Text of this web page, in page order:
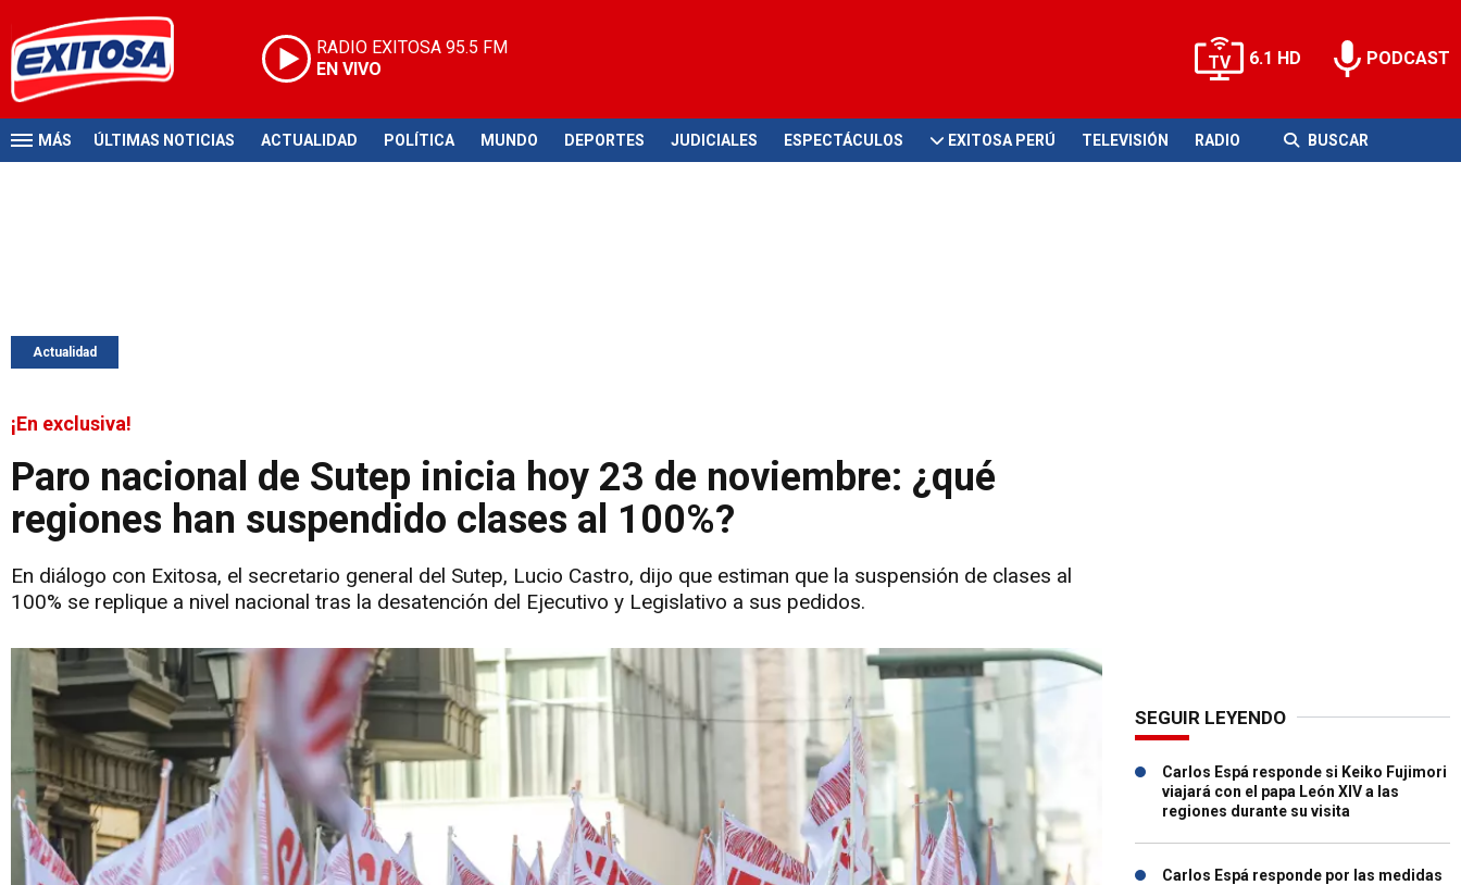
RADIO EXITOSA 95.5 FM
EN VIVO
6.1 HD PODCAST
MÁS ÚLTIMAS NOTICIAS ACTUALIDAD POLÍTICA MUNDO DEPORTES JUDICIALES ESPECTÁCULOS EXITOSA PERÚ TELEVISIÓN RADIO BUSCAR
Actualidad
¡En exclusiva!
Paro nacional de Sutep inicia hoy 23 de noviembre: ¿qué
regiones han suspendido clases al 100%?
En diálogo con Exitosa, el secretario general del Sutep, Lucio Castro, dijo que estiman que la suspensión de clases al
100% se replique a nivel nacional tras la desatención del Ejecutivo y Legislativo a sus pedidos.
SEGUIR LEYENDO
Carlos Espá responde si Keiko Fujimori
viajará con el papa León XIV a las
regiones durante su visita
Carlos Espá responde por las medidas